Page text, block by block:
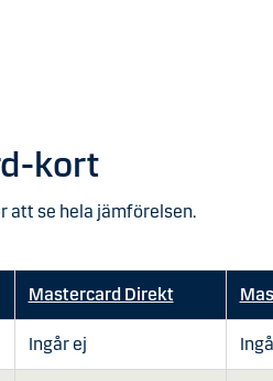
kort
att se hela jämförelsen.
Mastercard Direkt
Ingår ej